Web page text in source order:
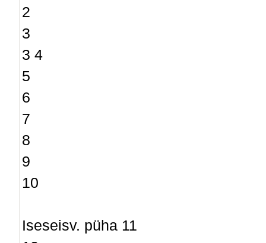
2
3
3 4
5
6
7
8
9
10
Iseseisv. püha 11